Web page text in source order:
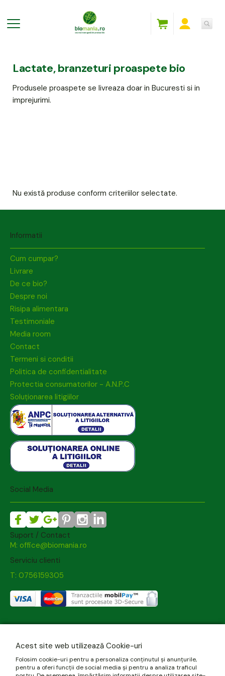
Lactate, branzeturi proaspete bio
Produsele proaspete se livreaza doar in Bucuresti si in
imprejurimi.
Nu există produse conform criteriilor selectate.
Informatii
Cum cumpar?
Livrare
De ce bio?
Despre noi
Risipa alimentara
Testimoniale
Media room
Contact
Termeni si conditii
Politica de confidentialitate
Protectia consumatorilor - A.N.P.C
Soluționarea litigiilor
Social Media
Suport / Contact
M: office@biomania.ro
Serviciu clienti
T: 0756159305
Acest site web utilizează Cookie-uri
Folosim cookie-uri pentru a personaliza conținutul și anunțurile,
pentru a oferi funcții de social media și pentru a analiza traficul